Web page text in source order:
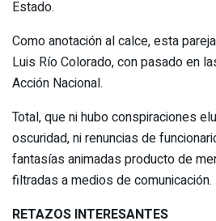
Estado.
Como anotación al calce, esta
Luis Río Colorado, con pasado en
Acción Nacional.
Total, que ni hubo conspiraciones
oscuridad, ni renuncias de
fantasías animadas producto de
filtradas a medios de comunicación.
RETAZOS INTERESANTES